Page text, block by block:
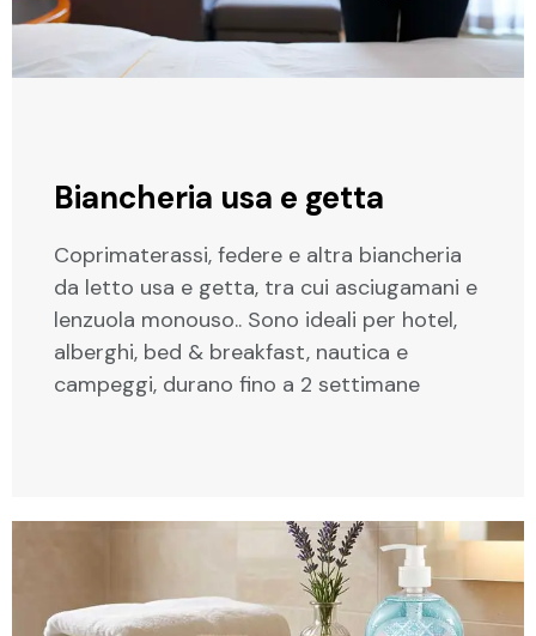
Biancheria usa e getta
Coprimaterassi, federe e altra biancheria
da letto usa e getta, tra cui asciugamani e
lenzuola monouso.. Sono ideali per hotel,
alberghi, bed & breakfast, nautica e
campeggi, durano fino a 2 settimane